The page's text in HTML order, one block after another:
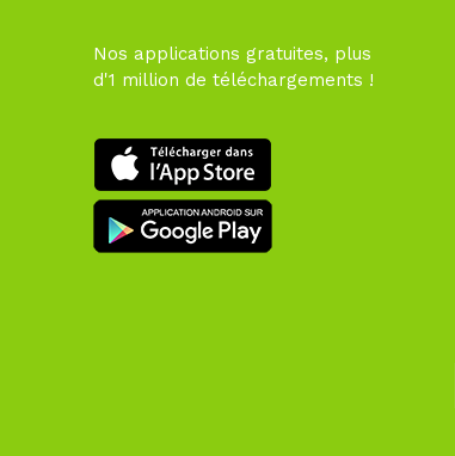
Nos applications gratuites, plus
d'1 million de téléchargements !